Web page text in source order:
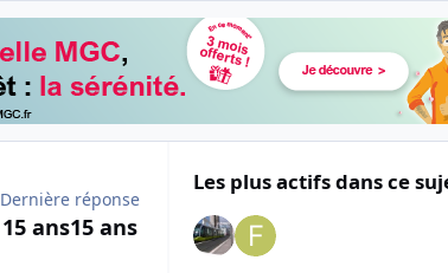
Dernière réponse
15 ans15 ans
Les plus actifs dans ce